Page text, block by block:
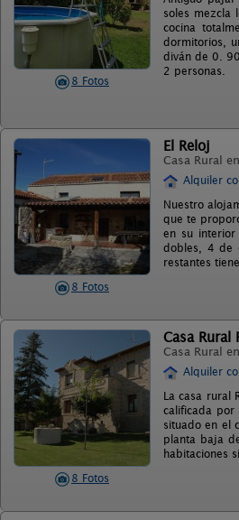
8 Fotos
soles mezcla
cocina
dormitorios,
diván de 0.
2 personas.
8 Fotos
El Reloj
Casa Rural en
Alquiler
Nuestro
que te
en su
dobles, 4 de
restantes
8 Fotos
Casa Rural
Casa Rural en
Alquiler
La casa rural
calificada por
situado en el
planta baja
habitaciones